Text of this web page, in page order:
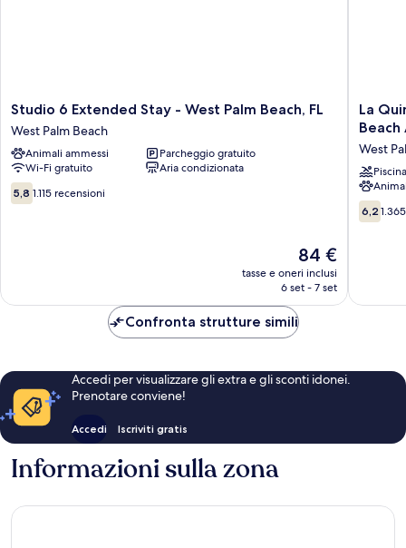
Studio
6
Extended
Stay
-
West
Palm
Studio 6 Extended Stay - West Palm Beach, FL
West Palm Beach
Animali ammessi
Parcheggio gratuito
Wi-Fi gratuito
Aria condizionata
5.8
su
5,8 1.115 recensioni
Il
prezzo
attuale
84 €
84 €
tasse e oneri inclusi
6 set - 7 set
La
Quinta
&
Suites
by
West
Palm
La
West
Piscina
6.2
su
6,2
Confronta strutture simili
Accedi per visualizzare gli extra e gli sconti idonei.
Prenotare conviene!
Accedi Iscriviti gratis
Informazioni sulla zona